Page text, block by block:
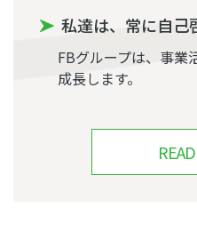
私達は、常に自己
FBグループは、事業
成長します。